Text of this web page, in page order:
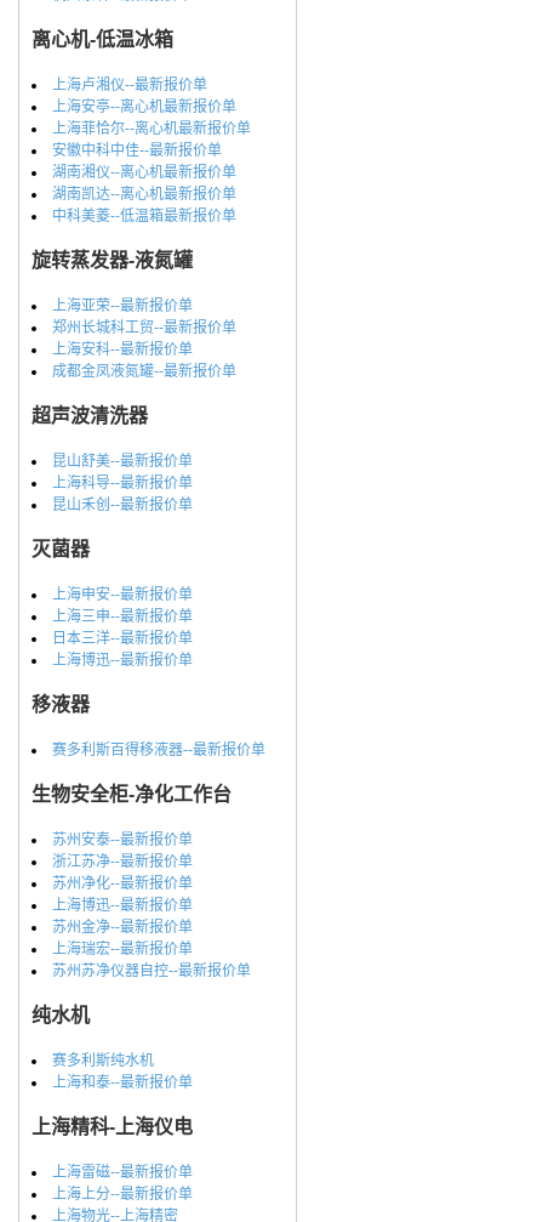
离心机-低温冰箱
上海卢湘仪--最新报价单
上海安亭--离心机最新报价单
上海菲恰尔--离心机最新报价单
安徽中科中佳--最新报价单
湖南湘仪--离心机最新报价单
湖南凯达--离心机最新报价单
中科美菱--低温箱最新报价单
旋转蒸发器-液氮罐
上海亚荣--最新报价单
郑州长城科工贸--最新报价单
上海安科--最新报价单
成都金凤液氮罐--最新报价单
超声波清洗器
昆山舒美--最新报价单
上海科导--最新报价单
昆山禾创--最新报价单
灭菌器
上海申安--最新报价单
上海三申--最新报价单
日本三洋--最新报价单
上海博迅--最新报价单
移液器
赛多利斯百得移液器--最新报价单
生物安全柜-净化工作台
苏州安泰--最新报价单
浙江苏净--最新报价单
苏州净化--最新报价单
上海博迅--最新报价单
苏州金净--最新报价单
上海瑞宏--最新报价单
苏州苏净仪器自控--最新报价单
纯水机
赛多利斯纯水机
上海和泰--最新报价单
上海精科-上海仪电
上海雷磁--最新报价单
上海上分--最新报价单
上海物光--上海精密